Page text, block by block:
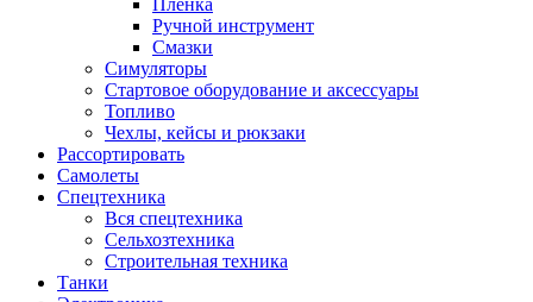
Пленка
Ручной инструмент
Смазки
Симуляторы
Стартовое оборудование и аксессуары
Топливо
Чехлы, кейсы и рюкзаки
Рассортировать
Самолеты
Спецтехника
Вся спецтехника
Сельхозтехника
Строительная техника
Танки